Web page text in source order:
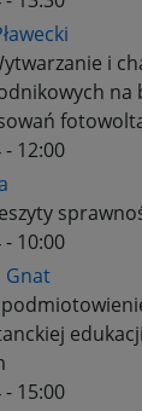
i
na
- 12:00
- 10:00
Gnat
- 15:00